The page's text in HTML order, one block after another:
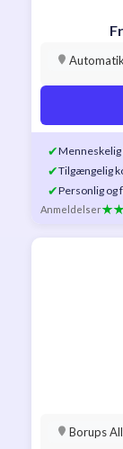
✔
✔Tilgængelig
✔Personlig og
Anmeldelser
Borups